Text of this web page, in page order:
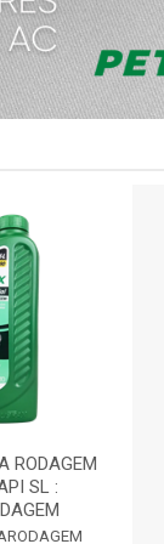
RODAGEM
SL :